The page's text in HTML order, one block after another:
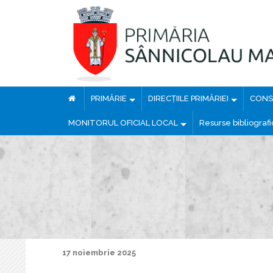
PRIMĂRIE DIRECȚIILE PRIMĂRIEI
MONITORUL OFICIAL LOCAL Resurse
17 noiembrie 2025